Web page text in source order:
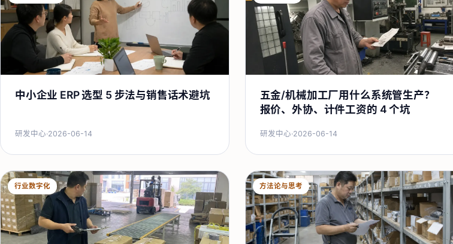
中小企业 ERP 选型 5 步法与销售话术避坑
研发中心·2026-06-14
五金/机械加工厂用什么系统管生产？
报价、外协、计件工资的 4 个坑
研发中心·2026-06-14
行业数字化 方法论与思考